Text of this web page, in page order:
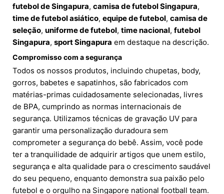
futebol de Singapura, camisa de futebol Singapura,
time de futebol asiático, equipe de futebol, camisa de
seleção, uniforme de futebol, time nacional, futebol
Singapura, sport Singapura em destaque na descrição.
Compromisso com a segurança
Todos os nossos produtos, incluindo chupetas, body,
gorros, babetes e sapatinhos, são fabricados com
matérias-primas cuidadosamente selecionadas, livres
de BPA, cumprindo as normas internacionais de
segurança. Utilizamos técnicas de gravação UV para
garantir uma personalização duradoura sem
comprometer a segurança do bebê. Assim, você pode
ter a tranquilidade de adquirir artigos que unem estilo,
segurança e alta qualidade para o crescimento saudável
do seu pequeno, enquanto demonstra sua paixão pelo
futebol e o orgulho na Singapore national football team.